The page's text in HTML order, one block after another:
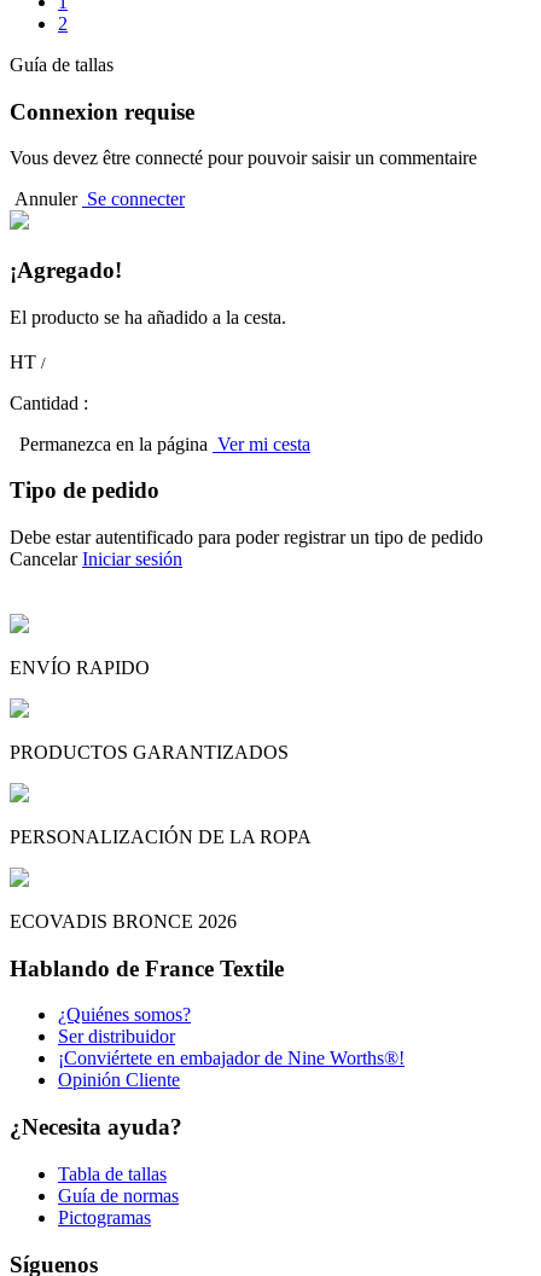
2
Guía de tallas
Connexion requise
Vous devez être connecté pour pouvoir saisir un commentaire
Annuler Se connecter
¡Agregado!
El producto se ha añadido a la cesta.
HT /
Cantidad :
Permanezca en la página Ver mi cesta
Tipo de pedido
Debe estar autentificado para poder registrar un tipo de pedido
Cancelar Iniciar sesión
ENVÍO RAPIDO
PRODUCTOS GARANTIZADOS
PERSONALIZACIÓN DE LA ROPA
ECOVADIS BRONCE 2026
Hablando de France Textile
¿Quiénes somos?
Ser distribuidor
¡Conviértete en embajador de Nine Worths®!
Opinión Cliente
¿Necesita ayuda?
Tabla de tallas
Guía de normas
Pictogramas
Síguenos